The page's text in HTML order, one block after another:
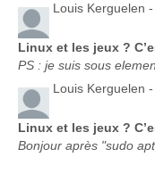
Louis Kerguelen -
Linux et les jeux ?
PS : je suis sous
Louis Kerguelen -
Linux et les jeux ?
Bonjour après "sudo